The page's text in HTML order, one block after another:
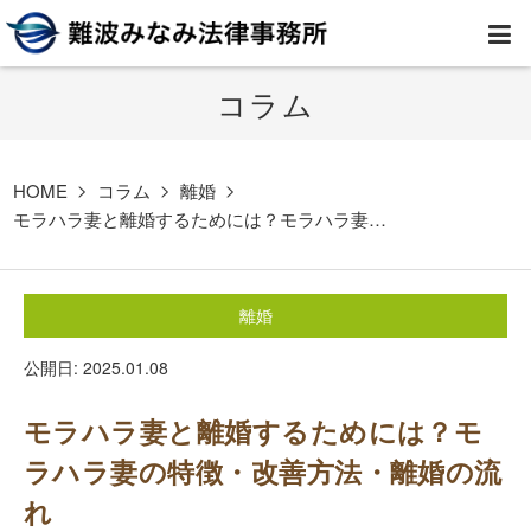
コラム
HOME コラム
離婚
モラハラ妻と離婚するためには？モラハラ妻…
離婚
公開日: 2025.01.08
モラハラ妻と離婚するためには？モ
ラハラ妻の特徴・改善方法・離婚の流
れ
HOME
取扱業務
費用